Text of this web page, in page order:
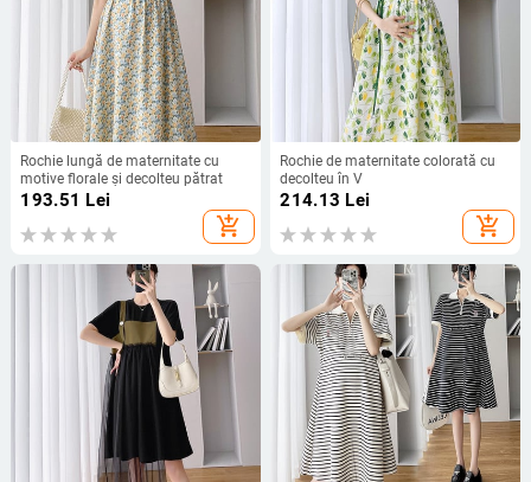
Rochie lungă de maternitate cu
motive florale și decolteu pătrat
193.51 Lei
add_shopping_cart
Rochie de maternitate colorată cu
decolteu în V
214.13 Lei
add_shopping_cart